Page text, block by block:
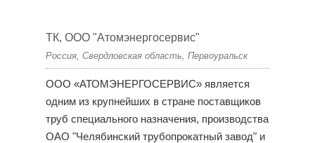
ТК, ООО "Атомэнергосервис"
Россия, Свердловская область, Первоуральск
ООО «АТОМЭНЕРГОСЕРВИС» является
одним из крупнейших в стране поставщиков
труб специального назначения, производства
ОАО "Челябинский трубопрокатный завод" и